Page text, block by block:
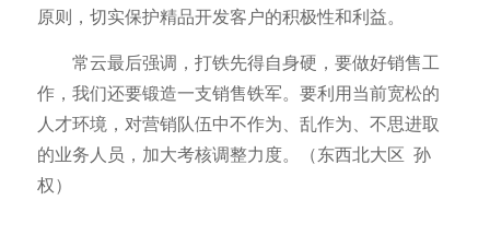
原则，切实保护精品开发客户的积极性和利益。
常云最后强调，打铁先得自身硬，要做好销售工
作，我们还要锻造一支销售铁军。要利用当前宽松的
人才环境，对营销队伍中不作为、乱作为、不思进取
的业务人员，加大考核调整力度。（东西北大区 孙
权）